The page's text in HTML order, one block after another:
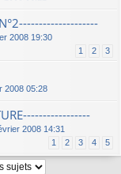
2008 19:30
1 2 3
2008 05:28
2008 14:31
1 2 3 4 5